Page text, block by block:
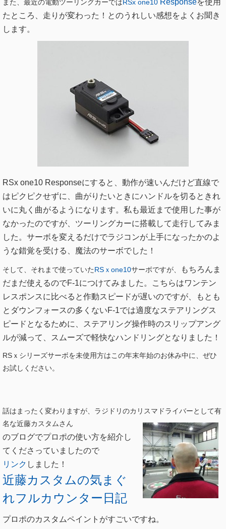
また、最近の電動ツーリングカーではRSx one10 Responseを使用
たところ、走りが変わった！とのうれしい感想をよくお聞き
します。
RSx one10 Responseにすると、動作が速いんだけど直線で
はピクピクせずに、曲がりたいときにハンドルを切るときれ
いに丸く曲がるようになります。私も最近まで使用した事が
なかったのですが、ツーリングカーに搭載して走行してみま
した。サーボを変えるだけでラジコンが上手になったかのよ
うな錯覚を受ける、魔法のサーボでした！
そして、それまで使っていたRSｘone10サーボですが、
もちろんま
だまだ使えるのでF-1につけてみました。こちらはワンテン
レスポンスに比べると作動スピードが遅いのですが、もとも
とダウンフォースの多くないF-1では適度なステアリングス
ピードとなるために、ステアリング操作時のスリップアング
ルが減って、スムーズで軽快なハンドリングとなりました！
RSｘシリーズサーボを未使用方はこの年末年始のお休み中に、ぜひ
お試しください。
話はまったく変わりますが、ラジドリのカリスマドライバーとして有
名な近藤カスタムさん
のブログでプロポの使い方を紹介し
てくださっていましたので
リンク しました！
近藤カスタムの気まぐ
れフルカウンター日記
プロポのカスタムペイントがすごいですね。